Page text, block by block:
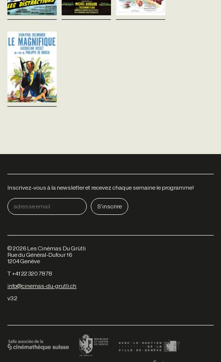
Le Magnifique
Philippe de Broca
vost - 95'
Un agent du FBI trouve la
mort au Mexique dans
Bob Saint-Clare, le célèbre
agent secret, est en mesure
de résoudre l'...
Inscrivez-vous à la newsletter et recevez chaque semaine le programme!
©2026 Les Cinémas Du Grütli
Rue du Général-Dufour 16
1204 Genève
T +41 22 320 78 78
info@cinemas-du-grutli.ch
v3.2